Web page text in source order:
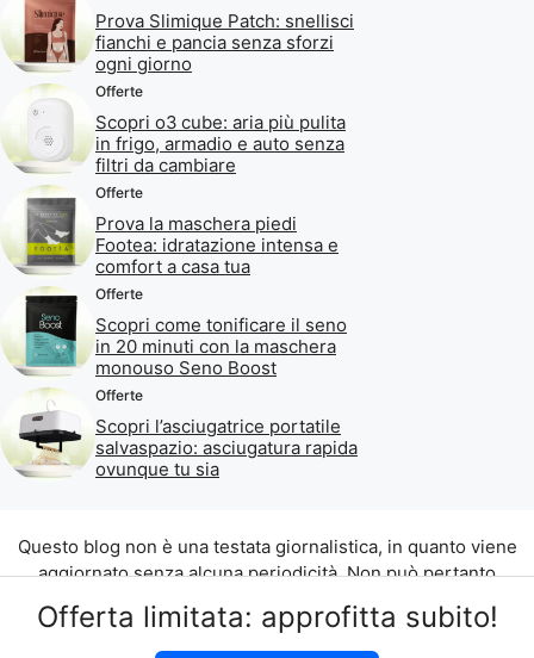
Offerta limitata: approfitta subito!
Prova Slimique Patch: snellisci
fianchi e pancia senza sforzi
ogni giorno
Offerte
Scopri o3 cube: aria più pulita
in frigo, armadio e auto senza
filtri da cambiare
Offerte
Prova la maschera piedi
Footea: idratazione intensa e
comfort a casa tua
Offerte
Scopri come tonificare il seno
in 20 minuti con la maschera
monouso Seno Boost
Offerte
Scopri l’asciugatrice portatile
salvaspazio: asciugatura rapida
ovunque tu sia
Questo blog non è una testata giornalistica, in quanto viene
aggiornato senza alcuna periodicità. Non può pertanto
del 07.03.2001.
©2026 di Aliados Srl C.da Piana Romana snc, 90010 Lascari